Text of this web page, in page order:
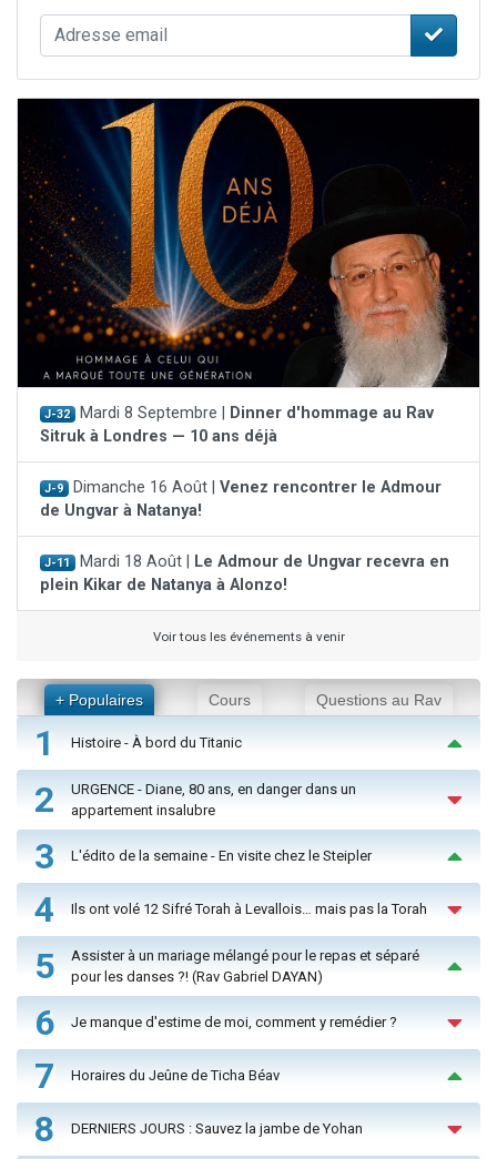
J-32 Mardi 8 Septembre |
Dinner d'hommage au Rav
Sitruk à Londres — 10 ans déjà
J-9 Dimanche 16 Août | Venez rencontrer le Admour
de Ungvar à Natanya!
J-11 Mardi 18 Août |
Le Admour de Ungvar recevra en
plein Kikar de Natanya à Alonzo!
Voir tous les événements à venir
+ Populaires Cours Questions au Rav
1 Histoire - À bord du Titanic
2
URGENCE - Diane, 80 ans, en danger dans un
appartement insalubre
3 L'édito de la semaine - En visite chez le Steipler
4 Ils ont volé 12 Sifré Torah à Levallois… mais pas la Torah
5
Assister à un mariage mélangé pour le repas et séparé
pour les danses ?! (Rav Gabriel DAYAN)
6 Je manque d'estime de moi, comment y remédier ?
7 Horaires du Jeûne de Ticha Béav
8 DERNIERS JOURS : Sauvez la jambe de Yohan